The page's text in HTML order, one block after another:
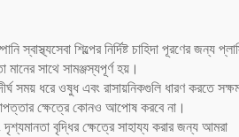
শিল্পের নির্দিষ্ট চাহিদা পূরণের জন্য
সাথে সামঞ্জস্যপূর্ণ হয়।
সময় ধরে ওষুধ এবং রাসায়নিকগুলি ধারণ করতে
ক্ষেত্রে কোনও আপোষ করবে না।
দৃশ্যমানতা বৃদ্ধির ক্ষেত্রে সাহায্য করার জন্য আমরা